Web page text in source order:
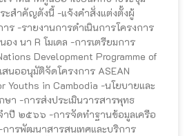
ะสำคัญดังนี้ -แจ้งคำสั่งแต่งตั้งผู้
ร -รายงานการดำเนินการโครงการ
ง นา R โมเดล -การเตรียมการ
Development Programme of
นออนุมัติจัดโครงการ ASEAN
Youths in Cambodia -นโยบายและ
ษา -การส่งประเมินวารสารพุทธ
ำปี ๒๕๖๖ -การจัดทำฐานข้อมูลเครือ
ารพัฒนาสารสนเทศและบริการ